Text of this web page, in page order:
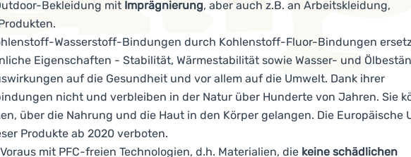
Bekleidung mit Imprägnierung, aber auch z.B. an Arbeitskleidung,
Wasserstoff-Bindungen durch Kohlenstoff-Fluor-Bindungen
Eigenschaften - Stabilität, Wärmestabilität sowie Wasser- und
auf die Gesundheit und vor allem auf die Umwelt. Dank ihrer
nicht und verbleiben in der Natur über Hunderte von Jahren. Sie
über die Nahrung und die Haut in den Körper gelangen. Die Europäische
Produkte ab 2020 verboten.
mit PFC-freien Technologien, d.h. Materialien, die keine schädlichen